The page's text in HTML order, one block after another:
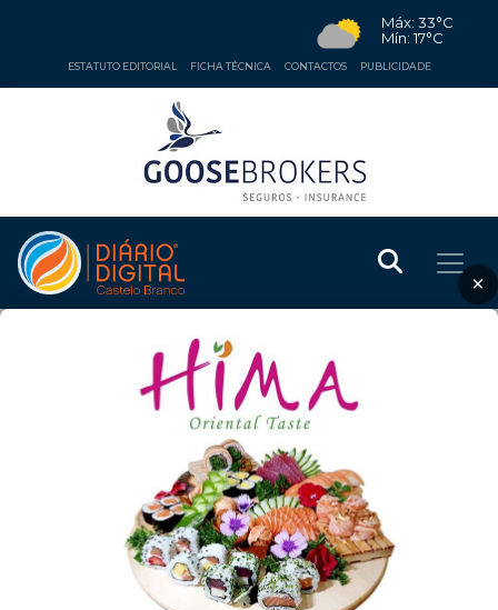
Máx: 33°C
Mín: 17°C
ESTATUTO EDITORIAL FICHA TÉCNICA CONTACTOS PUBLICIDADE
×